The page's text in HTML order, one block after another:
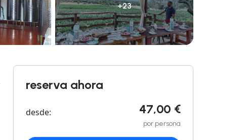
+23
reserva ahora
desde: 47,00 €
por persona